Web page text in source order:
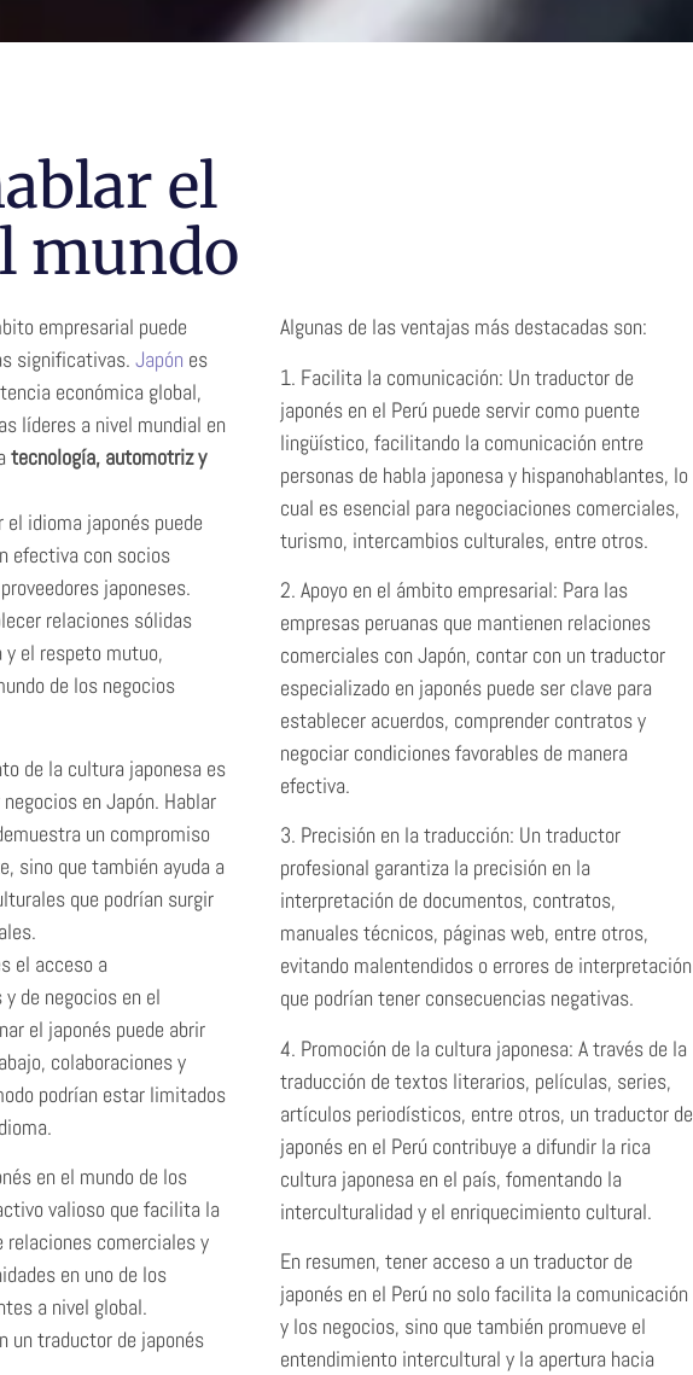
el
mundo
empresarial puede
significativas. Japón es
económica global,
líderes a nivel mundial en
tecnología, automotriz y
el idioma japonés puede
efectiva con socios
japoneses.
relaciones sólidas
y el respeto mutuo,
de los negocios
de la cultura japonesa es
en Japón. Hablar
un compromiso
sino que también ayuda a
que podrían surgir
el acceso a
de negocios en el
el japonés puede abrir
colaboraciones y
podrían estar limitados
en el mundo de los
valioso que facilita la
comerciales y
en uno de los
a nivel global.
un traductor de japonés
Algunas de las ventajas más destacadas son:
1. Facilita la comunicación: Un traductor de
japonés en el Perú puede servir como puente
lingüístico, facilitando la comunicación entre
personas de habla japonesa y hispanohablantes, lo
cual es esencial para negociaciones comerciales,
turismo, intercambios culturales, entre otros.
2. Apoyo en el ámbito empresarial: Para las
empresas peruanas que mantienen relaciones
comerciales con Japón, contar con un traductor
especializado en japonés puede ser clave para
establecer acuerdos, comprender contratos y
negociar condiciones favorables de manera
efectiva.
3. Precisión en la traducción: Un traductor
profesional garantiza la precisión en la
interpretación de documentos, contratos,
manuales técnicos, páginas web, entre otros,
evitando malentendidos o errores de interpretación
que podrían tener consecuencias negativas.
4. Promoción de la cultura japonesa: A través de la
traducción de textos literarios, películas, series,
artículos periodísticos, entre otros, un traductor de
japonés en el Perú contribuye a difundir la rica
cultura japonesa en el país, fomentando la
interculturalidad y el enriquecimiento cultural.
En resumen, tener acceso a un traductor de
japonés en el Perú no solo facilita la comunicación
y los negocios, sino que también promueve el
entendimiento intercultural y la apertura hacia